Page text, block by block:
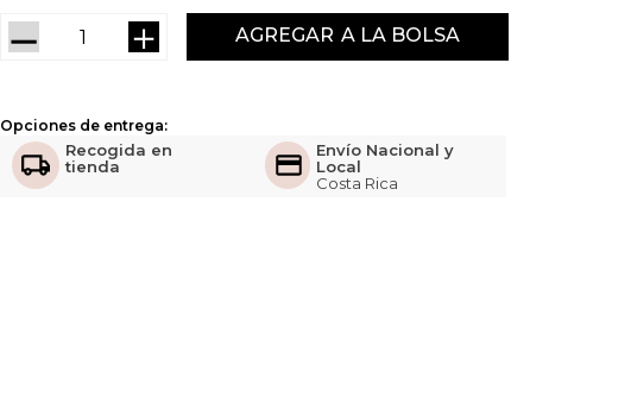
AGREGAR
＋
－
Opciones de entrega:
Recogida en
tienda
Envío Nacional y
Local
Costa Rica